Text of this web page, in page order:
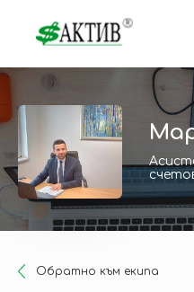
Oбратно към екипа